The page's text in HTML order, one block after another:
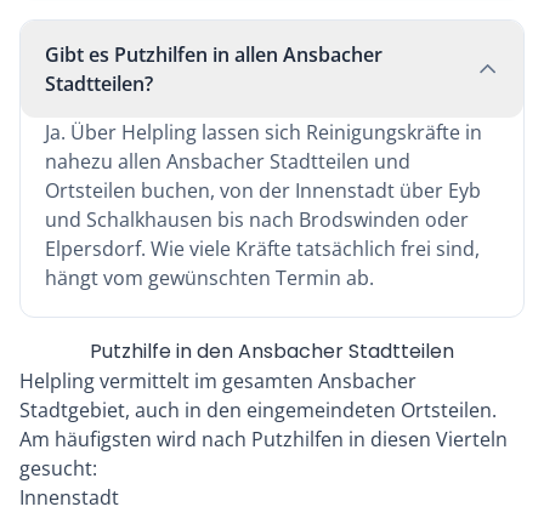
Gibt es Putzhilfen in allen Ansbacher
Stadtteilen?
Ja. Über Helpling lassen sich Reinigungskräfte in
nahezu allen Ansbacher Stadtteilen und
Ortsteilen buchen, von der Innenstadt über Eyb
und Schalkhausen bis nach Brodswinden oder
Elpersdorf. Wie viele Kräfte tatsächlich frei sind,
hängt vom gewünschten Termin ab.
Putzhilfe in den Ansbacher Stadtteilen
Helpling vermittelt im gesamten Ansbacher
Stadtgebiet, auch in den eingemeindeten Ortsteilen.
Am häufigsten wird nach Putzhilfen in diesen Vierteln
gesucht:
Innenstadt